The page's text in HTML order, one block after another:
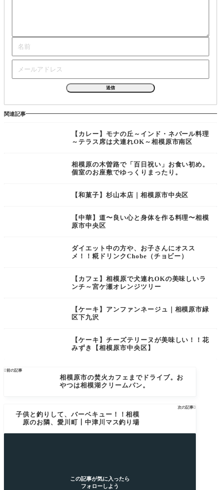
関連記事
【カレー】モナの丘～インド・ネパール料理
～テラス席は犬連れOK～相模原市南区
相模原の木曽路で「百日祝い」お食い初め。
個室のお座敷でゆっくりまったり。
【和菓子】杉山本店｜相模原市中央区
【中華】道〜良い心と身体を作る料理〜相模
原市中央区
ダイエット中の方や、お子さんにオスス
メ！！糀ドリンクChobe（チョビー）
【カフェ】相模原で犬連れOKの美味しいラ
ンチ～宮ケ瀬オレンジツリー
【ケーキ】アンファンネージュ｜相模原市緑
区下九沢
【ケーキ】チーズテリーヌが美味しい！！花
みずき【相模原市中央区】
前の記事
相模原市の焚火カフェまでドライブ。お
やつは相模湖クリームパン。
次の記事
子供と釣りして、バーベキュー！！相模
原のお隣、愛川町┃中津川マス釣り場
この記事が気に入ったら
フォローしよう